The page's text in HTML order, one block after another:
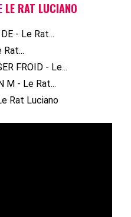
LE RAT LUCIANO
- Le Rat...
Rat...
FROID - Le...
M - Le Rat...
Rat Luciano